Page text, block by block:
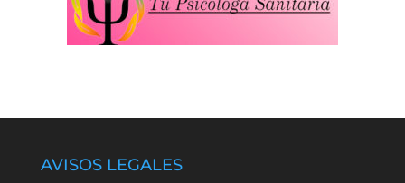
AVISOS LEGALES